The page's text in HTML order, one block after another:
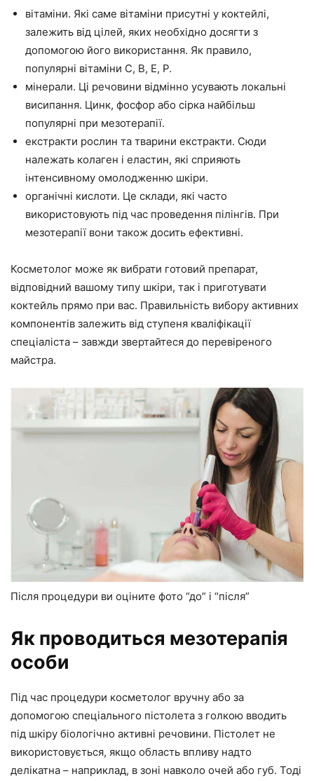
вітаміни. Які саме вітаміни присутні у коктейлі,
залежить від цілей, яких необхідно досягти з
допомогою його використання. Як правило,
популярні вітаміни С, В, Е, Р.
мінерали. Ці речовини відмінно усувають локальні
висипання. Цинк, фосфор або сірка найбільш
популярні при мезотерапії.
екстракти рослин та тварини екстракти. Сюди
належать колаген і еластин, які сприяють
інтенсивному омолодженню шкіри.
органічні кислоти. Це склади, які часто
використовують під час проведення пілінгів. При
мезотерапії вони також досить ефективні.
Косметолог може як вибрати готовий препарат,
відповідний вашому типу шкіри, так і приготувати
коктейль прямо при вас. Правильність вибору активних
компонентів залежить від ступеня кваліфікації
спеціаліста – завжди звертайтеся до перевіреного
майстра.
Після процедури ви оціните фото “до” і “після”
Як проводиться мезотерапія
особи
Під час процедури косметолог вручну або за
допомогою спеціального пістолета з голкою вводить
під шкіру біологічно активні речовини. Пістолет не
використовується, якщо область впливу надто
делікатна – наприклад, в зоні навколо очей або губ. Тоді